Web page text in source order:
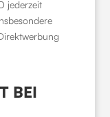
jederzeit
BEI